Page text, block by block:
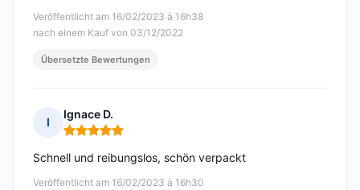
Veröffentlicht am 16/02/2023 à 16h38
nach einem Kauf von 03/12/2022
Übersetzte Bewertungen
I
Ignace D.
Hinweis: 5 von 5
Veröffentlicht am 16/02/2023 à 16h30
Schnell und reibungslos, schön verpackt